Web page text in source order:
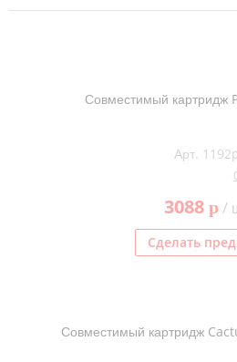
Совместимый картридж
Арт.
3088 p/
Сделать
Совместимый картридж